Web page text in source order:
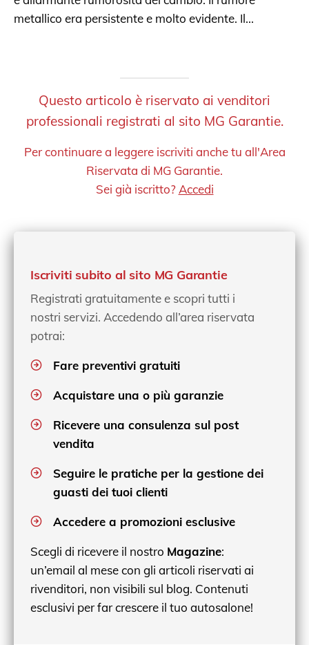
metallico era persistente e molto evidente. Il...
Questo articolo è riservato ai venditori
professionali registrati al sito MG Garantie.
Per continuare a leggere iscriviti anche tu all'Area
Riservata di MG Garantie.
Sei già iscritto? Accedi
Iscriviti subito al sito MG Garantie
Registrati gratuitamente e scopri tutti i
nostri servizi. Accedendo all’area riservata
potrai:
Fare preventivi gratuiti
Acquistare una o più garanzie
Ricevere una consulenza sul post
vendita
Seguire le pratiche per la gestione dei
guasti dei tuoi clienti
Accedere a promozioni esclusive
Scegli di ricevere il nostro Magazine:
un’email al mese con gli articoli riservati ai
rivenditori, non visibili sul blog. Contenuti
esclusivi per far crescere il tuo autosalone!